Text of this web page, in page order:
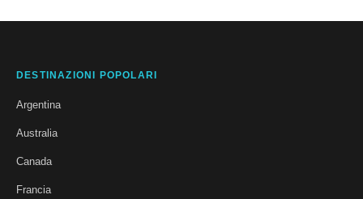
DESTINAZIONI POPOLARI
Argentina
Australia
Canada
Francia